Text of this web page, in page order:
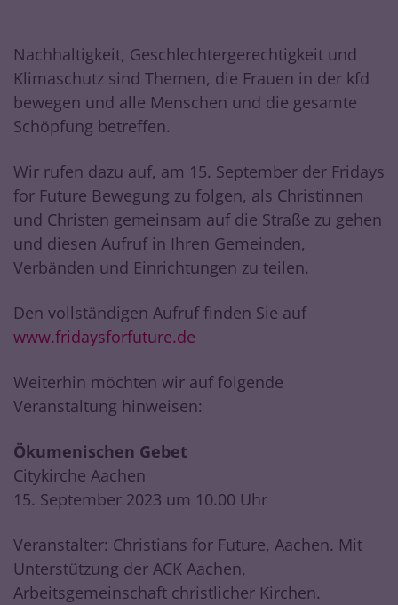
Nachhaltigkeit, Geschlechtergerechtigkeit und
Klimaschutz sind Themen, die Frauen in der kfd
bewegen und alle Menschen und die gesamte
Schöpfung betreffen.
Wir rufen dazu auf, am 15. September der Fridays
for Future Bewegung zu folgen, als Christinnen
und Christen gemeinsam auf die Straße zu gehen
und diesen Aufruf in Ihren Gemeinden,
Verbänden und Einrichtungen zu teilen.
Den vollständigen Aufruf finden Sie auf
www.fridaysforfuture.de
Weiterhin möchten wir auf folgende
Veranstaltung hinweisen:
Ökumenischen Gebet
Citykirche Aachen
15. September 2023 um 10.00 Uhr
Veranstalter: Christians for Future, Aachen. Mit
Unterstützung der ACK Aachen,
Arbeitsgemeinschaft christlicher Kirchen.